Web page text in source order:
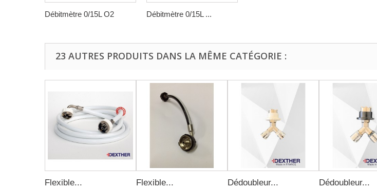
Débitmètre 0/15L O2 Débitmètre 0/15L ...
23 AUTRES PRODUITS DANS LA MÊME CATÉGORIE :
Flexible... Flexible... Dédoubleur... Dédoubleur...